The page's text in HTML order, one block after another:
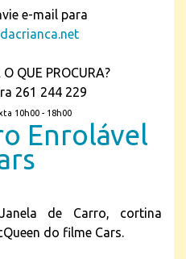
e-mail para
QUE PROCURA?
261 244 229
10h00 - 18h00
Enrolável
de Carro, cortina
do filme Cars.